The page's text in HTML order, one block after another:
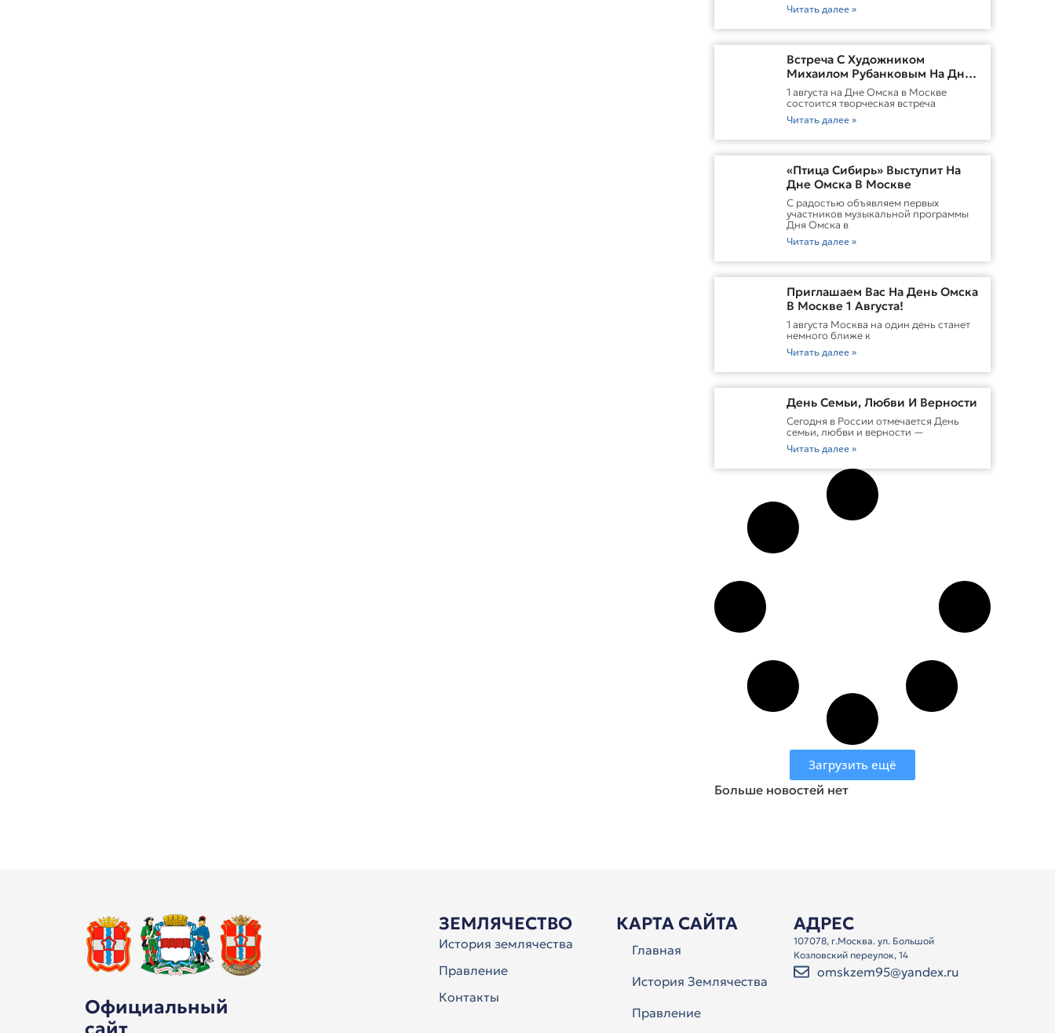
Читать далее »
Встреча С Художником
Михаилом Рубанковым На Дне
Омска В Москве
1 августа на Дне Омска в Москве
состоится творческая встреча
Читать далее »
«Птица Сибирь» Выступит На
Дне Омска В Москве
С радостью объявляем первых
участников музыкальной программы
Дня Омска в
Читать далее »
Приглашаем Вас На День Омска
В Москве 1 Августа!
1 августа Москва на один день станет
немного ближе к
Читать далее »
День Семьи, Любви И Верности
Сегодня в России отмечается День
семьи, любви и верности —
Читать далее »
Загрузить ещё
Больше новостей нет
Официальный
ЗЕМЛЯЧЕСТВО
История землячества
Правление
Контакты
КАРТА САЙТА
Главная
История Землячества
Правление
АДРЕС
107078, г.Москва. ул. Большой
Козловский переулок, 14
omskzem95@yandex.ru